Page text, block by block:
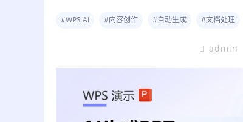
#WPS AI #内容创作 #自动生成 #文档处理
admin